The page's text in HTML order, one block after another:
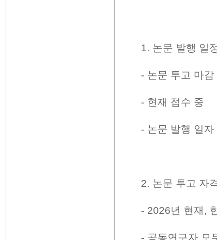
1. 논문 발행 일
- 논문 투고 마감
- 현재 접수 중
- 논문 발행 일자
2. 논문 투고 자
- 2026년 현재 ,
- 공동연구자 모